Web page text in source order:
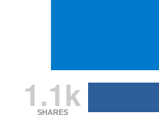
1.1k
SHARES